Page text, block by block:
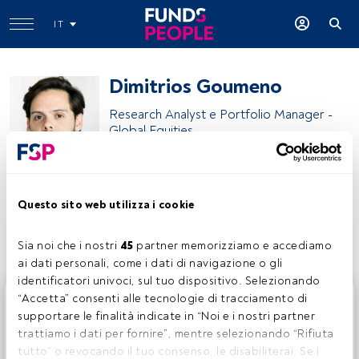
Questo sito web utilizza i cookie
Sia noi che i nostri 45 partner memorizziamo e accediamo
ai dati personali, come i dati di navigazione o gli
identificatori univoci, sul tuo dispositivo. Selezionando
“Accetta” consenti alle tecnologie di tracciamento di
supportare le finalità indicate in “Noi e i nostri partner
trattiamo i dati per fornire”, mentre selezionando “Rifiuta
tutto” o revocando il tuo consenso, le disabiliterai. Se i
IT
Dimitrios Goumeno
Research Analyst e Portfolio Manager -
Global Equities
Condividi:
Questo è un articolo riservato agli utenti FundsPeople. Se
sei già registrato, accedi tramite il pulsante Login. Se non
hai ancora un account, ti invitiamo a registrarti per scoprire
tutti i contenuti che FundsPeople ha da offrire.